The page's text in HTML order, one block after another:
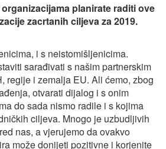
planirate raditi ove
zacrtanih ciljeva za 2019.
i s neistomišljenicima.
sarađivati s našim partnerskim
regije i zemalja EU. Ali ćemo, zbog
otvarati dijalog i s onim
do sada nismo radile i s kojima
ciljeva. Mnogo je uzbudljivih
nas, a vjerujemo da ovakvo
može donijeti pozitivne i korjenite